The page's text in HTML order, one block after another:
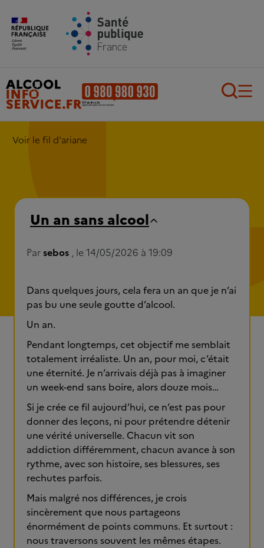
Aller au contenu principal
Voir le fil d'ariane
Un an sans alcool
Parsebos , le 14/05/2026 à 19:09
Dans quelques jours, cela fera un an que je n’ai
pas bu une seule goutte d’alcool.
Un an.
Pendant longtemps, cet objectif me semblait
totalement irréaliste. Un an, pour moi, c’était
une éternité. Je n’arrivais déjà pas à imaginer
un week-end sans boire, alors douze mois…
Si je crée ce fil aujourd’hui, ce n’est pas pour
donner des leçons, ni pour prétendre détenir
une vérité universelle. Chacun vit son
addiction différemment, chacun avance à son
rythme, avec son histoire, ses blessures, ses
rechutes parfois.
Mais malgré nos différences, je crois
sincèrement que nous partageons
énormément de points communs. Et surtout :
nous traversons souvent les mêmes étapes.